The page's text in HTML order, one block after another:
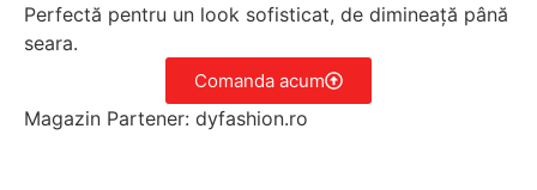
Perfectă pentru un look sofisticat, de dimineață până
seara.
Comanda acum
Magazin Partener: dyfashion.ro